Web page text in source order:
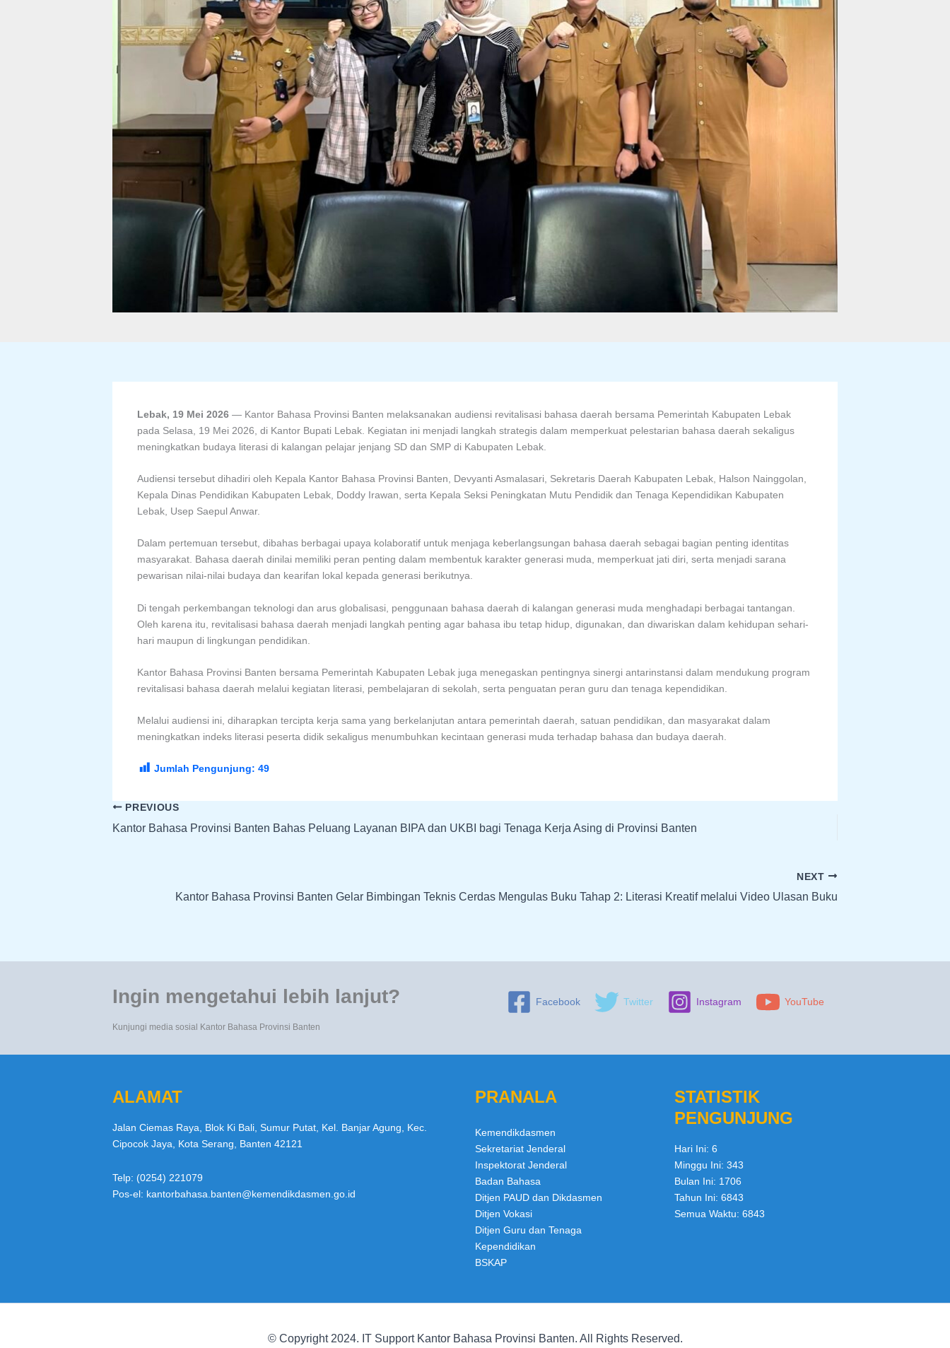
Lebak, 19 Mei 2026 — Kantor Bahasa Provinsi Banten melaksanakan audiensi revitalisasi bahasa daerah bersama Pemerintah Kabupaten Lebak
pada Selasa, 19 Mei 2026, di Kantor Bupati Lebak. Kegiatan ini menjadi langkah strategis dalam memperkuat pelestarian bahasa daerah sekaligus
meningkatkan budaya literasi di kalangan pelajar jenjang SD dan SMP di Kabupaten Lebak.
Audiensi tersebut dihadiri oleh Kepala Kantor Bahasa Provinsi Banten, Devyanti Asmalasari, Sekretaris Daerah Kabupaten Lebak, Halson Nainggolan,
Kepala Dinas Pendidikan Kabupaten Lebak, Doddy Irawan, serta Kepala Seksi Peningkatan Mutu Pendidik dan Tenaga Kependidikan Kabupaten
Lebak, Usep Saepul Anwar.
Dalam pertemuan tersebut, dibahas berbagai upaya kolaboratif untuk menjaga keberlangsungan bahasa daerah sebagai bagian penting identitas
masyarakat. Bahasa daerah dinilai memiliki peran penting dalam membentuk karakter generasi muda, memperkuat jati diri, serta menjadi sarana
pewarisan nilai-nilai budaya dan kearifan lokal kepada generasi berikutnya.
Di tengah perkembangan teknologi dan arus globalisasi, penggunaan bahasa daerah di kalangan generasi muda menghadapi berbagai tantangan.
Oleh karena itu, revitalisasi bahasa daerah menjadi langkah penting agar bahasa ibu tetap hidup, digunakan, dan diwariskan dalam kehidupan sehari-
hari maupun di lingkungan pendidikan.
Kantor Bahasa Provinsi Banten bersama Pemerintah Kabupaten Lebak juga menegaskan pentingnya sinergi antarinstansi dalam mendukung program
revitalisasi bahasa daerah melalui kegiatan literasi, pembelajaran di sekolah, serta penguatan peran guru dan tenaga kependidikan.
Melalui audiensi ini, diharapkan tercipta kerja sama yang berkelanjutan antara pemerintah daerah, satuan pendidikan, dan masyarakat dalam
meningkatkan indeks literasi peserta didik sekaligus menumbuhkan kecintaan generasi muda terhadap bahasa dan budaya daerah.
Jumlah Pengunjung: 49
PREVIOUS
Kantor Bahasa Provinsi Banten Bahas Peluang Layanan BIPA dan UKBI bagi Tenaga Kerja Asing di Provinsi Banten
NEXT
Kantor Bahasa Provinsi Banten Gelar Bimbingan Teknis Cerdas Mengulas Buku Tahap 2: Literasi Kreatif melalui Video Ulasan Buku
Ingin mengetahui lebih lanjut?
Kunjungi media sosial Kantor Bahasa Provinsi Banten
Facebook Twitter Instagram YouTube
ALAMAT
Jalan Ciemas Raya, Blok Ki Bali, Sumur Putat, Kel. Banjar Agung, Kec.
Cipocok Jaya, Kota Serang, Banten 42121
Telp: (0254) 221079
Pos-el: kantorbahasa.banten@kemendikdasmen.go.id
PRANALA
Kemendikdasmen
Sekretariat Jenderal
Inspektorat Jenderal
Badan Bahasa
Ditjen PAUD dan Dikdasmen
Ditjen Vokasi
Ditjen Guru dan Tenaga
Kependidikan
BSKAP
STATISTIK
PENGUNJUNG
Hari Ini: 6
Minggu Ini: 343
Bulan Ini: 1706
Tahun Ini: 6843
Semua Waktu: 6843
© Copyright 2024. IT Support Kantor Bahasa Provinsi Banten. All Rights Reserved.